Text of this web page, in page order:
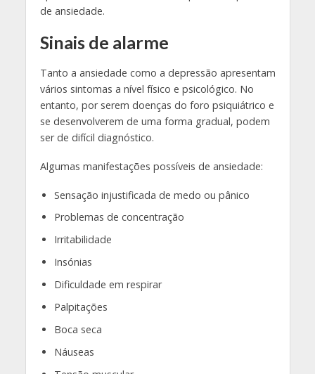
de ansiedade.
Sinais de alarme
Tanto a ansiedade como a depressão apresentam
vários sintomas a nível físico e psicológico. No
entanto, por serem doenças do foro psiquiátrico e
se desenvolverem de uma forma gradual, podem
ser de difícil diagnóstico.
Algumas manifestações possíveis de ansiedade:
Sensação injustificada de medo ou pânico
Problemas de concentração
Irritabilidade
Insónias
Dificuldade em respirar
Palpitações
Boca seca
Náuseas